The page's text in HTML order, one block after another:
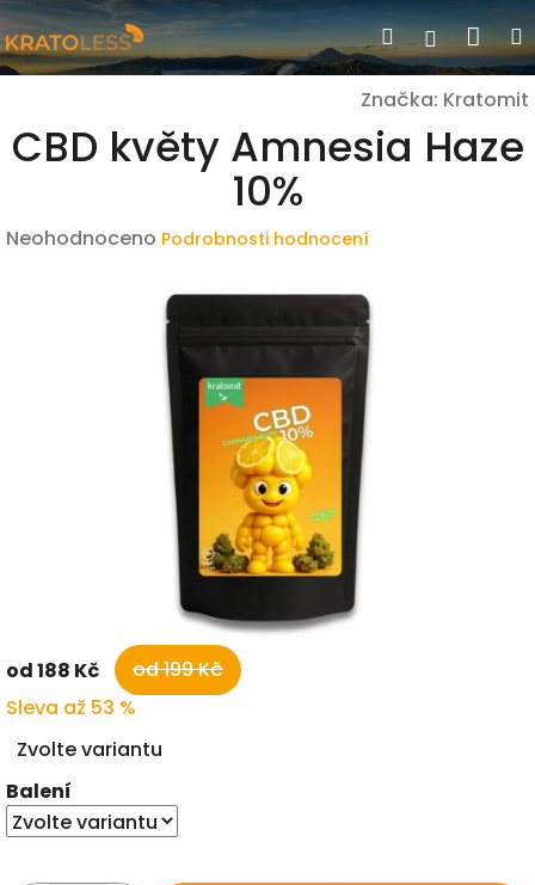
Přejít
na
obsah
Hledat
Značka: Kratomit
CBD květy Amnesia Haze
10%
Průměrné
Neohodnoceno Podrobnosti hodnocení
od188 Kč
od 199 Kč
Sleva až 53 %
cena:
Zvolte variantu
Balení